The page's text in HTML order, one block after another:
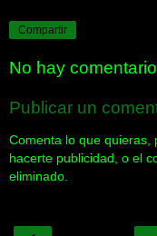
Compartir
No hay
Publicar un
Comenta lo que quieras,
hacerte publicidad, o el
eliminado.